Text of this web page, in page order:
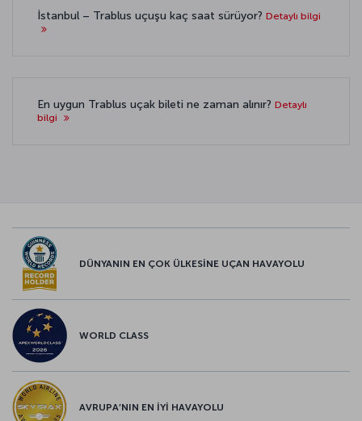
İstanbul – Trablus uçuşu kaç saat sürüyor? Detaylı bilgi
En uygun Trablus uçak bileti ne zaman alınır? Detaylı
bilgi
DÜNYANIN EN ÇOK ÜLKESİNE UÇAN HAVAYOLU
WORLD CLASS
AVRUPA’NIN EN İYİ HAVAYOLU